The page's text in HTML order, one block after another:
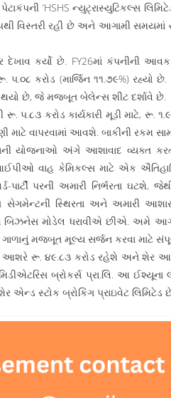
‘HSHS ન્યુટ્રાસ્યુટિકલ્સ
વિસ્તરી રહી છે અને આગામી
દેખાવ કર્યો છે. FY26માં કંપનીની
૫.૦૮ કરોડ (માર્જિન ૧૧.૭૯%) રહ્યો
થયો છે, જે મજબૂત બેલેન્સ શીટ દર્શાવે છે.
રૂ. ૫.૮૩ કરોડ કાર્યકારી મૂડી માટે, રૂ.
વાપરવામાં આવશે. બાકીની રકમ
યોજનાઓ અંગે આશાવાદ વ્યક્ત
વાહ કેમિકલ્સ માટે એક
પાર્ટી પરની અમારી નિર્ભરતા
સ્થિરતા અને અમારી આશાસ્પદ
મોડેલ ધરાવીએ છીએ. અમે આગામી
ગાળાનું મજબૂત મૂલ્ય સર્જન કરવા માટે
આશરે રૂ. ૪૯.૮૩ કરોડ રહેશે અને શેર
બ્રોકર્સ પ્રા.લિ. આ
એન્ડ સ્ટોક બ્રોકિંગ પ્રાઇવેટ લિમિટેડ